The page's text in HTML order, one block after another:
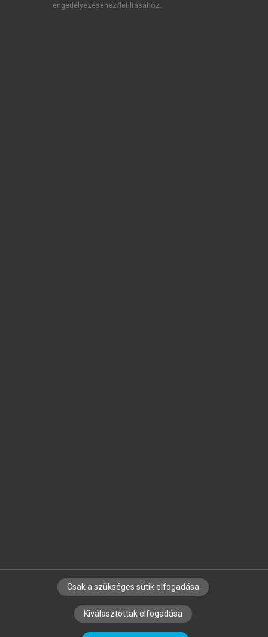
SZERZŐKNEK CÉGEKNEK KÖNYVTÁROSOKNAK
SZERKESZTÉSI ÉS LEKTORÁLÁSI ALAPELVEK
engedélyezéséhez/letiltásához.
Csak a szükséges sütik elfogadása
Kiválasztottak elfogadása